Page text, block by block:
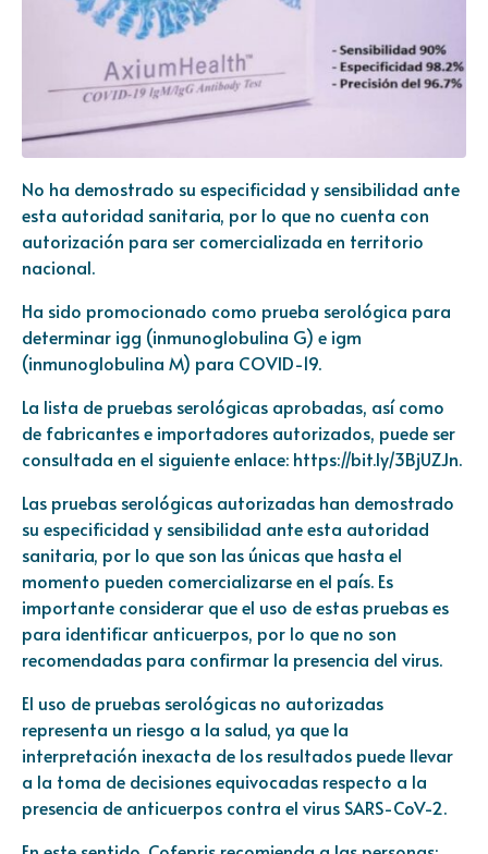
No ha demostrado su especificidad y sensibilidad ante
esta autoridad sanitaria, por lo que no cuenta con
autorización para ser comercializada en territorio
nacional.
Ha sido promocionado como prueba serológica para
determinar igg (inmunoglobulina G) e igm
(inmunoglobulina M) para COVID-19.
La lista de pruebas serológicas aprobadas, así como
de fabricantes e importadores autorizados, puede ser
consultada en el siguiente enlace: https://bit.ly/3BjUZJn.
Las pruebas serológicas autorizadas han demostrado
su especificidad y sensibilidad ante esta autoridad
sanitaria, por lo que son las únicas que hasta el
momento pueden comercializarse en el país. Es
importante considerar que el uso de estas pruebas es
para identificar anticuerpos, por lo que no son
recomendadas para confirmar la presencia del virus.
El uso de pruebas serológicas no autorizadas
representa un riesgo a la salud, ya que la
interpretación inexacta de los resultados puede llevar
a la toma de decisiones equivocadas respecto a la
presencia de anticuerpos contra el virus SARS-CoV-2.